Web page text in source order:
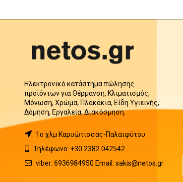
Ηλεκτρονικό κατάστημα πώλησης
προϊόντων για Θέρμανση, Κλιματισμός,
Μόνωση, Χρώμα, Πλακάκια, Είδη Υγιεινής,
Δόμηση, Εργαλεία, Διακόσμηση.
1o χλμ Καρυώτισσας-Παλαιφύτου
Τηλέφωνο: +30 2382 042542
viber: 6936984950 Email: sakis@netos.gr